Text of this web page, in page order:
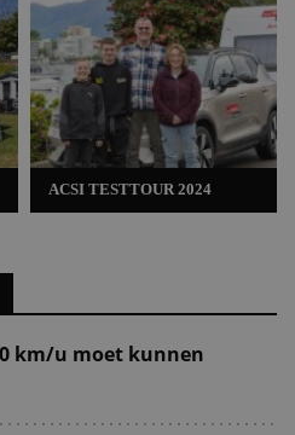
ACSI TESTTOUR 2024
km/u moet kunnen